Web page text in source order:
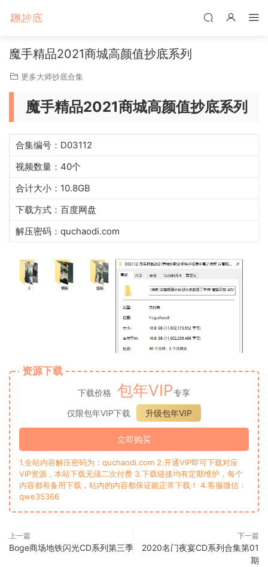
魔手精品2021商城高颜值抄底系列
更多大师抄底合集
魔手精品2021商城高颜值抄底系列
合集编号：D03112
视频数量：40个
合计大小：10.8GB
下载方式：百度网盘
解压密码：quchaodi.com
资源下载
下载价格 包年VIP专享
仅限包年VIP下载
升级包年VIP
立即购买
1.全站内容解压密码为：quchaodi.com 2.开通VIP即可下载对应
VIP资源，本站下载无须二次付费 3.下载链接均有定期维护，每个
内容都有备用下载，站内的内容都保证能正常下载！ 4.客服微信：
qwe35366
上一篇
Boge商场地铁闪光CD系列第三季
下一篇
2020名门夜宴CD系列合集第01
期